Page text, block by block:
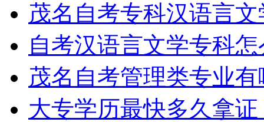
茂名自考专科汉语言
自考汉语言文学专科
茂名自考管理类专业
大专学历最快多久拿证